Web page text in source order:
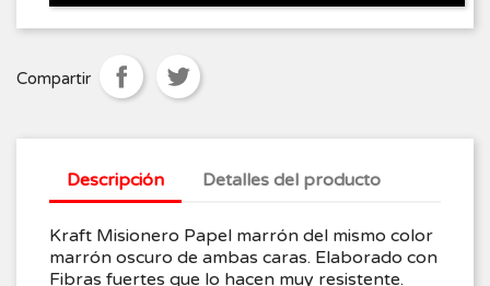
Compartir
Descripción Detalles del producto
Kraft Misionero Papel marrón del mismo color
marrón oscuro de ambas caras. Elaborado con
Fibras fuertes que lo hacen muy resistente.